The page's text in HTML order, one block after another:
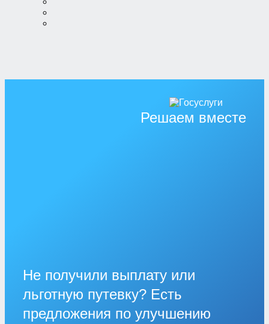
Решаем вместе
Не получили выплату или
льготную путевку? Есть
предложения по улучшению